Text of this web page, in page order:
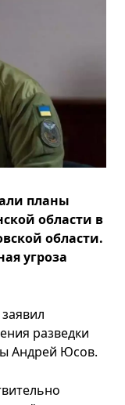
планы
области в
области.
угроза
разведки
Андрей Юсов.